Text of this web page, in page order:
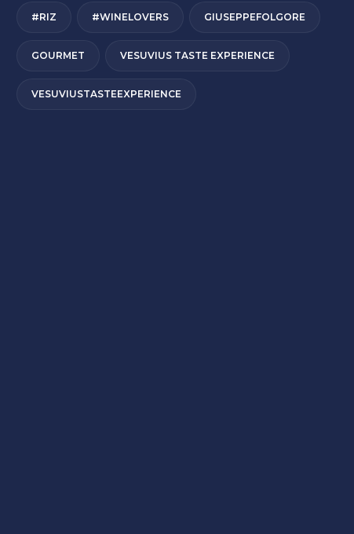
#RIZ #WINELOVERS GIUSEPPEFOLGORE
GOURMET VESUVIUS TASTE EXPERIENCE
VESUVIUSTASTEEXPERIENCE